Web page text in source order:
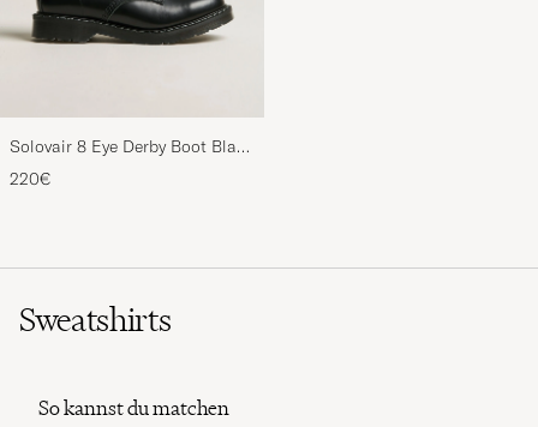
Solovair 8 Eye Derby Boot Black
Shine
220€
Sweatshirts
So kannst du matchen